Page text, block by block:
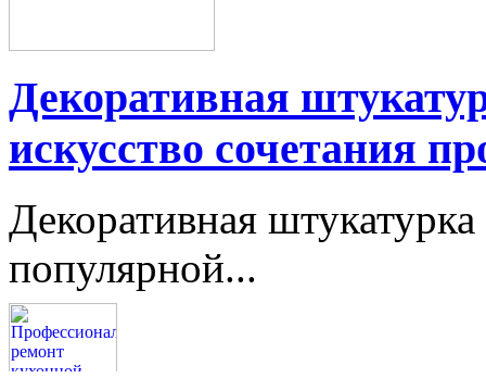
Декоративная
искусство сочетания
Декоративная
популярной...